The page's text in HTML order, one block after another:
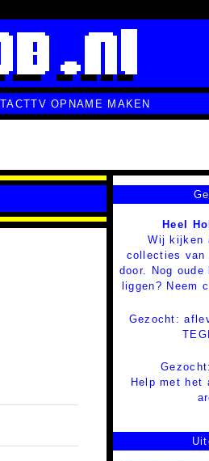
TV OPNAME MAKEN
Heel
Wij kijken
collecties van
door. Nog oude
liggen? Neem
Gezocht:
Help met het